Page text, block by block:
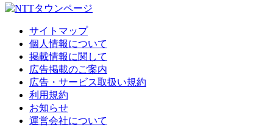
サイトマップ
個人情報について
掲載情報に関して
広告掲載のご案内
広告・サービス取扱い規約
利用規約
お知らせ
運営会社について